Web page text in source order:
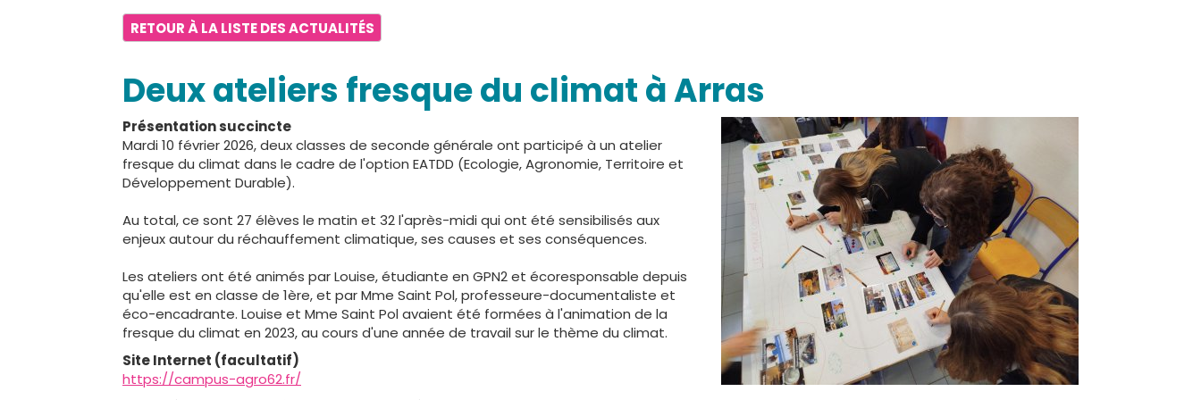
RETOUR À LA LISTE DES ACTUALITÉS
Deux ateliers fresque du climat à Arras
Présentation succincte
Mardi 10 février 2026, deux classes de seconde générale ont participé à un atelier
fresque du climat dans le cadre de l'option EATDD (Ecologie, Agronomie, Territoire et
Développement Durable).
Au total, ce sont 27 élèves le matin et 32 l'après-midi qui ont été sensibilisés aux
enjeux autour du réchauffement climatique, ses causes et ses conséquences.
Les ateliers ont été animés par Louise, étudiante en GPN2 et écoresponsable depuis
qu'elle est en classe de 1ère, et par Mme Saint Pol, professeure-documentaliste et
éco-encadrante. Louise et Mme Saint Pol avaient été formées à l'animation de la
fresque du climat en 2023, au cours d'une année de travail sur le thème du climat.
Site Internet (facultatif)
https://campus-agro62.fr/